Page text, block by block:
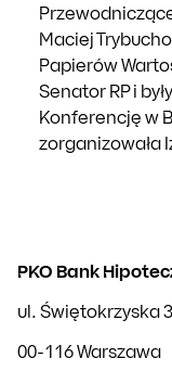
Maciej
Papierów
Senator RP i
Konferencję w
zorganizowała
PKO Bank
ul. Świętokrzyska
00-116 Warszawa